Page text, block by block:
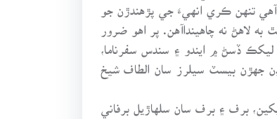
تنهن ڪري انهيءَ جي پڙهندڙن جو
لاهڻ نه چاهينداآهن. پر اهو ضرور
ڏسڻ ۾ ايندو ۽ سندس سفرناما،
جهڙن بيسٽ سيلرز سان الطاف شيخ
برف ۽ برف سان سلهاڙيل برفاني